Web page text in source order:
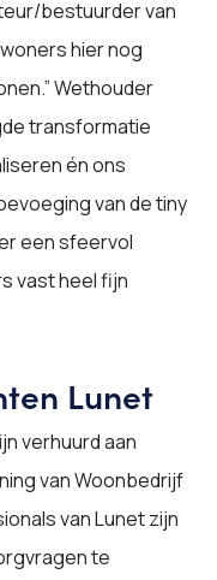
bestuurder van
hier nog
Wethouder
transformatie
én ons
van de tiny
een sfeervol
vast heel fijn
Lunet
verhuurd aan
van Woonbedrijf
van Lunet zijn
te